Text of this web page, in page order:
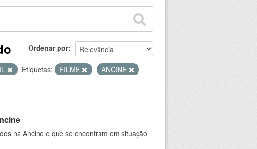
Ordenar por
Etiquetas: FILME
ANCINE
na Ancine e que se encontram em situação